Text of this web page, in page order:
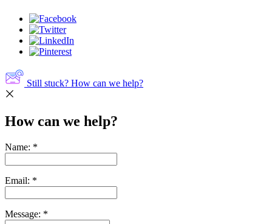
Still stuck? How can we help?
How can we help?
Name: *
Email: *
Message: *